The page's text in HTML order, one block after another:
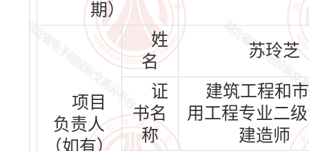
期）
项目
负责人
（如有）
姓
名
苏玲芝
证
书名
称
建筑工程和
用工程专业二
建造师